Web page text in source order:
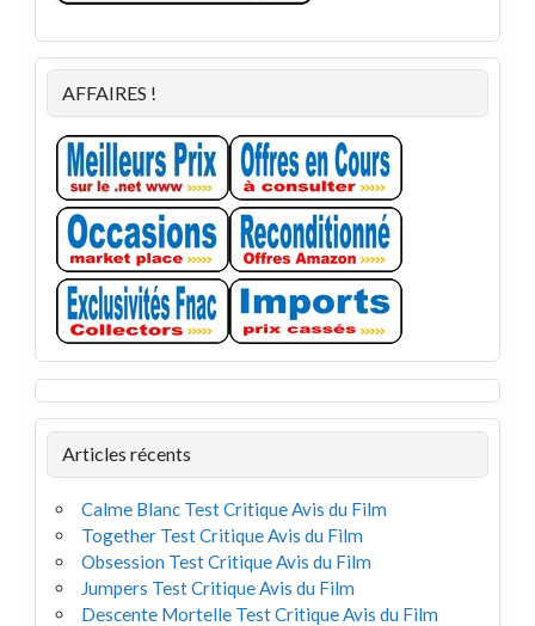
AFFAIRES !
Articles récents
Calme Blanc Test Critique Avis du Film
Together Test Critique Avis du Film
Obsession Test Critique Avis du Film
Jumpers Test Critique Avis du Film
Descente Mortelle Test Critique Avis du Film